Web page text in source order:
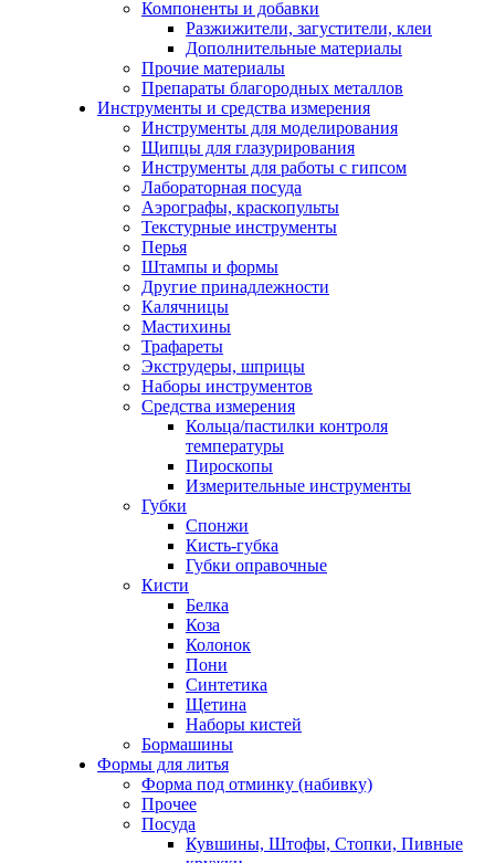
Компоненты и добавки
Разжижители, загустители, клеи
Дополнительные материалы
Прочие материалы
Препараты благородных металлов
Инструменты и средства измерения
Инструменты для моделирования
Щипцы для глазурирования
Инструменты для работы с гипсом
Лабораторная посуда
Аэрографы, краскопульты
Текстурные инструменты
Перья
Штампы и формы
Другие принадлежности
Калячницы
Мастихины
Трафареты
Экструдеры, шприцы
Наборы инструментов
Средства измерения
Кольца/пастилки контроля
температуры
Пироскопы
Измерительные инструменты
Губки
Спонжи
Кисть-губка
Губки оправочные
Кисти
Белка
Коза
Колонок
Пони
Синтетика
Щетина
Наборы кистей
Бормашины
Формы для литья
Форма под отминку (набивку)
Прочее
Посуда
Кувшины, Штофы, Стопки, Пивные